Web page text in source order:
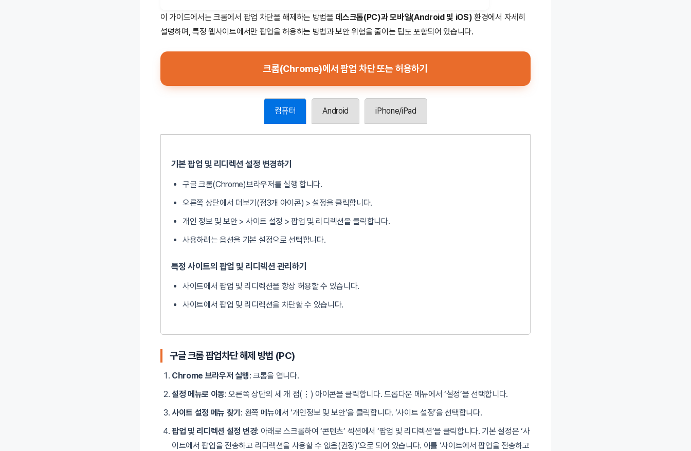
이 가이드에서는 크롬에서 팝업 차단을 해제하는 방법을 데스크톱(PC)과 모바일(Android 및 iOS) 환경에서 자세히
설명하며, 특정 웹사이트에서만 팝업을 허용하는 방법과 보안 위험을 줄이는 팁도 포함되어 있습니다.
크롬(Chrome)에서 팝업 차단 또는 허용하기
컴퓨터 Android iPhone/iPad
기본 팝업 및 리디렉션 설정 변경하기
구글 크롬(Chrome)브라우저를 실행 합니다.
오른쪽 상단에서 더보기(점3개 아이콘) > 설정을 클릭합니다.
개인 정보 및 보안 > 사이트 설정 > 팝업 및 리디렉션을 클릭합니다.
사용하려는 옵션을 기본 설정으로 선택합니다.
특정 사이트의 팝업 및 리디렉션 관리하기
사이트에서 팝업 및 리디렉션을 항상 허용할 수 있습니다.
사이트에서 팝업 및 리디렉션을 차단할 수 있습니다.
구글 크롬 팝업차단 해제 방법 (PC)
Chrome 브라우저 실행: 크롬을 엽니다.
설정 메뉴로 이동: 오른쪽 상단의 세 개 점(⋮) 아이콘을 클릭합니다. 드롭다운 메뉴에서 ‘설정’을 선택합니다.
사이트 설정 메뉴 찾기 : 왼쪽 메뉴에서 ‘개인정보 및 보안’을 클릭합니다. ‘사이트 설정’을 선택합니다.
팝업 및 리디렉션 설정 변경: 아래로 스크롤하여 ‘콘텐츠’ 섹션에서 ‘팝업 및 리디렉션’을 클릭합니다. 기본 설정은 ‘사
이트에서 팝업을 전송하고 리디렉션을 사용할 수 없음(권장)’으로 되어 있습니다. 이를 ‘사이트에서 팝업을 전송하고